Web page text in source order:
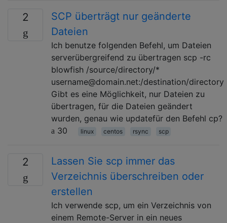
2
SCP überträgt nur geänderte
Dateien
Ich benutze folgenden Befehl, um Dateien
serverübergreifend zu übertragen scp -rc
blowfish /source/directory/*
username@domain.net:/destination/directory
Gibt es eine Möglichkeit, nur Dateien zu
übertragen, für die Dateien geändert
wurden, genau wie updatefür den Befehl cp?
30
linux centos rsync scp
2
Lassen Sie scp immer das
Verzeichnis überschreiben oder
erstellen
Ich verwende scp, um ein Verzeichnis von
einem Remote-Server in ein neues